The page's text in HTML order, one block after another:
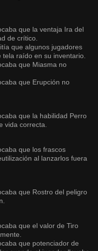
que la ventaja Ira del
de crítico.
que algunos jugadores
raído en su inventario.
que Miasma no
que Erupción no
que la habilidad Perro
vida correcta.
que los frascos
al lanzarlos fuera
que Rostro del peligro
que el valor de Tiro
que potenciador de